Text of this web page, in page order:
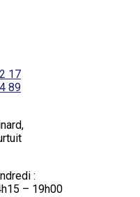
17
89
:
– 19h00